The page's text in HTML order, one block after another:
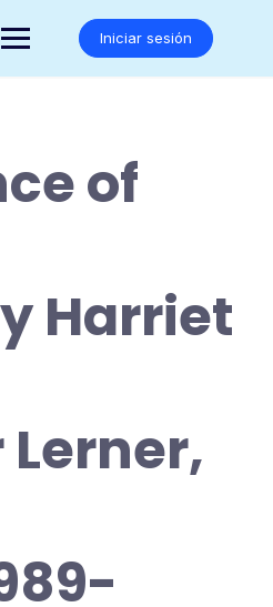
Iniciar sesión
of
Harriet